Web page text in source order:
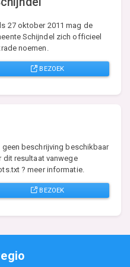
27 oktober 2011 mag de
Schijndel zich officieel
noemen.
BEZOEK
geen beschrijving beschikbaar
dit resultaat vanwege
? meer informatie.
BEZOEK